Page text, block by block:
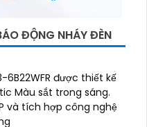
ĐỘNG NHÁY ĐÈN
6B22WFR được thiết kế
Màu sắt trong sáng.
và tích hợp công nghệ